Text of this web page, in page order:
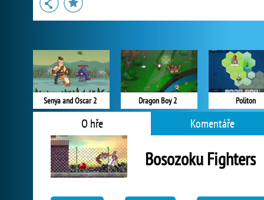
Senya and Oscar 2 Dragon Boy 2 Politon
O hře Komentáře
Bosozoku Fighters